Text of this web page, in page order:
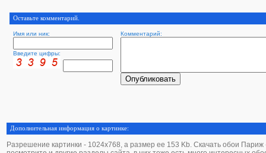
Оставьте комментарий.
Имя или ник: Комментарий:
Введите цифры:
Дополнительная информация о картинке:
Разрешение картинки - 1024х768, а размер ее 153 Kb. Скачать обои Париж